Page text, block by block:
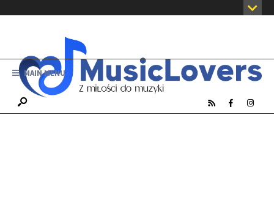
MAIN MENU